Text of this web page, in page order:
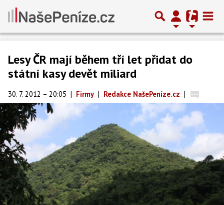
Lesy ČR mají během tří let přidat do
státní kasy devět miliard
30. 7. 2012 – 20:05 | Firmy | Redakce NašePeníze.cz |